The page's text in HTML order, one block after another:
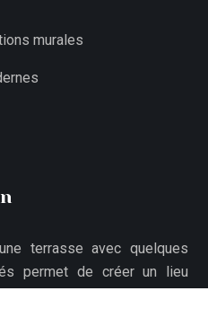
murales
terrasse avec quelques
permet de créer un lieu